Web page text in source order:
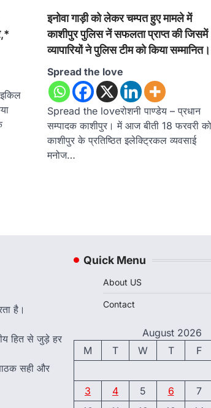
इनोवा गाड़ी को लेकर चम्पत हुए मामले में
काशीपुर पुलिस नें सफलता प्राप्त की जिसमें
व्यापारियों ने पुलिस टीम को किया सम्मानित।
Spread the love
Spread the loveरोशनी पाण्डेय – प्रधान
सम्पादक काशीपुर। में आज बीती 18 फरवरी को
काशीपुर के प्रतिष्ठित इलेक्ट्रिकल व्यवसाई
मनोज…
है।
हित से जुड़े हर
सही और
Quick Menu
About US
Contact
August 2026
M
T W T F
3
4 5 6 7